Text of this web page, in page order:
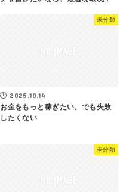
未分類
2025.10.14
お金をもっと稼ぎたい。でも失敗
したくない
未分類